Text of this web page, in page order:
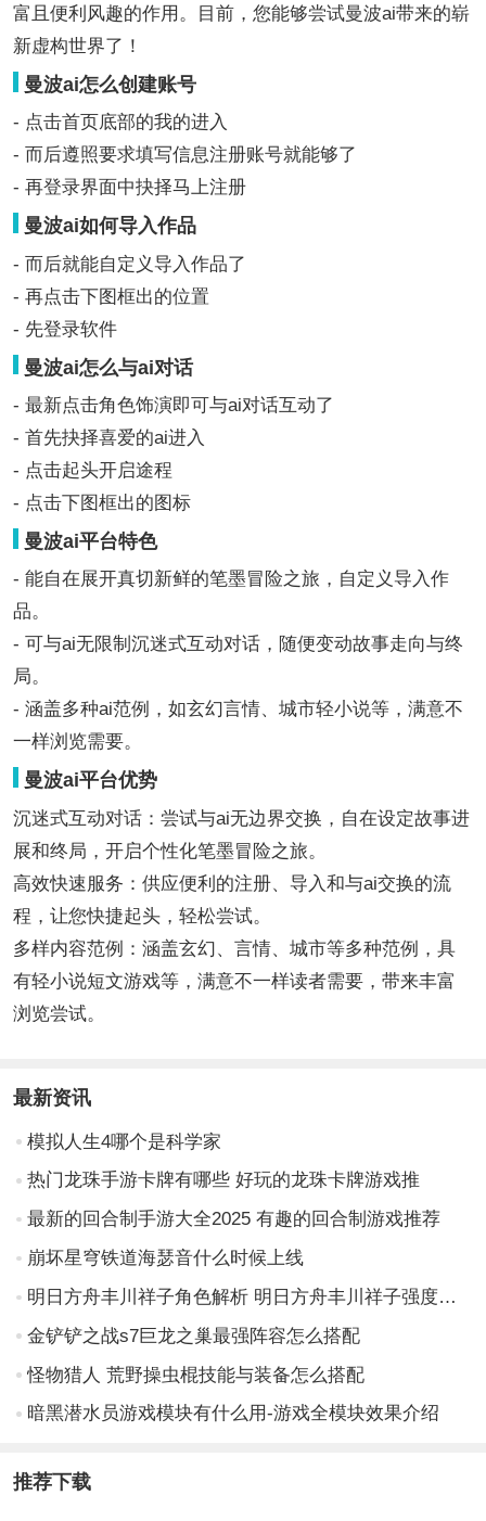
富且便利风趣的作用。目前，您能够尝试曼波ai带来的崭
新虚构世界了！
曼波ai怎么创建账号
- 点击首页底部的我的进入
- 而后遵照要求填写信息注册账号就能够了
- 再登录界面中抉择马上注册
曼波ai如何导入作品
- 而后就能自定义导入作品了
- 再点击下图框出的位置
- 先登录软件
曼波ai怎么与ai对话
- 最新点击角色饰演即可与ai对话互动了
- 首先抉择喜爱的ai进入
- 点击起头开启途程
- 点击下图框出的图标
曼波ai平台特色
- 能自在展开真切新鲜的笔墨冒险之旅，自定义导入作
品。
- 可与ai无限制沉迷式互动对话，随便变动故事走向与终
局。
- 涵盖多种ai范例，如玄幻言情、城市轻小说等，满意不
一样浏览需要。
曼波ai平台优势
沉迷式互动对话：尝试与ai无边界交换，自在设定故事进
展和终局，开启个性化笔墨冒险之旅。
高效快速服务：供应便利的注册、导入和与ai交换的流
程，让您快捷起头，轻松尝试。
多样内容范例：涵盖玄幻、言情、城市等多种范例，具
有轻小说短文游戏等，满意不一样读者需要，带来丰富
浏览尝试。
最新资讯
模拟人生4哪个是科学家
热门龙珠手游卡牌有哪些 好玩的龙珠卡牌游戏推
最新的回合制手游大全2025 有趣的回合制游戏推荐
崩坏星穹铁道海瑟音什么时候上线
明日方舟丰川祥子角色解析 明日方舟丰川祥子强度与玩法全面介绍
金铲铲之战s7巨龙之巢最强阵容怎么搭配
怪物猎人 荒野操虫棍技能与装备怎么搭配
暗黑潜水员游戏模块有什么用-游戏全模块效果介绍
推荐下载